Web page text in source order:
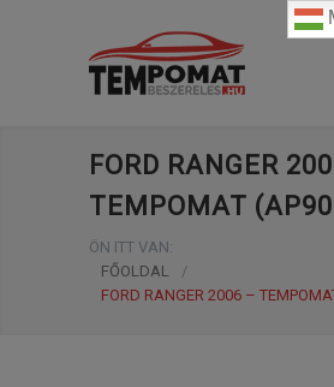
FORD RANGER
TEMPOMAT
ÖN ITT VAN:
FŐOLDAL
/
FORD RANGER 2006 –